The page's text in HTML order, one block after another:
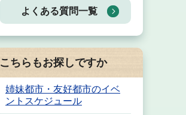
よくある質問一覧
こちらもお探しですか
姉妹都市・友好都市のイベ
ントスケジュール